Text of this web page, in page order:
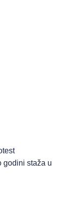
godini staža u